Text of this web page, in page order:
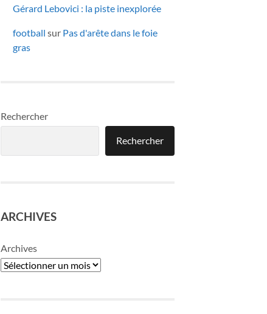
Gérard Lebovici : la piste inexplorée
football sur Pas d'arête dans le foie
gras
Rechercher
Rechercher
ARCHIVES
Archives